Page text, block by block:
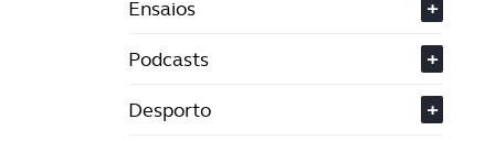
Ensaios
+
Podcasts
+
Desporto
+